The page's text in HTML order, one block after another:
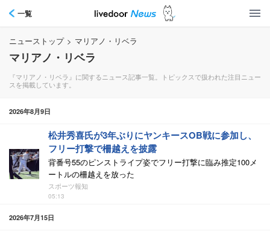
一覧
ニューストップ > マリアノ・リベラ
マリアノ・リベラ
『マリアノ・リベラ』に関するニュース記事一覧。トピックスで扱われた注目ニュー
スを掲載しています。
2026年8月9日
松井秀喜氏が3年ぶりにヤンキースOB戦に参加し、
フリー打撃で柵越えを披露
背番号55のピンストライプ姿でフリー打撃に臨み推定100メ
ートルの柵越えを放った
スポーツ報知
05:13
2026年7月15日